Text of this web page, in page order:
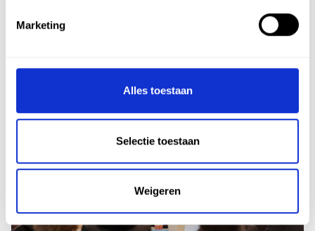
Marketing
Alles toestaan
Selectie toestaan
Weigeren